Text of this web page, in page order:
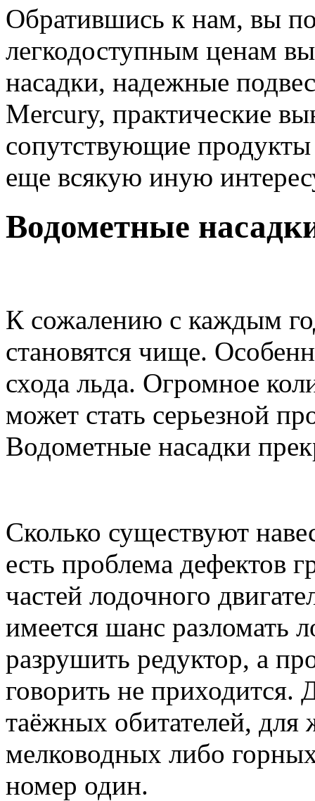
Обратившись к нам, вы
легкодоступным ценам
насадки, надежные
Mercury, практические
сопутствующие продукты
еще всякую иную
Водометные
К сожалению с каждым
становятся чище.
схода льда. Огромное
может стать серьезной
Водометные насадки
Сколько существуют
есть проблема дефектов
частей лодочного
имеется шанс разломать
разрушить редуктор, а
говорить не приходится.
таёжных обитателей, для
мелководных либо
номер один.